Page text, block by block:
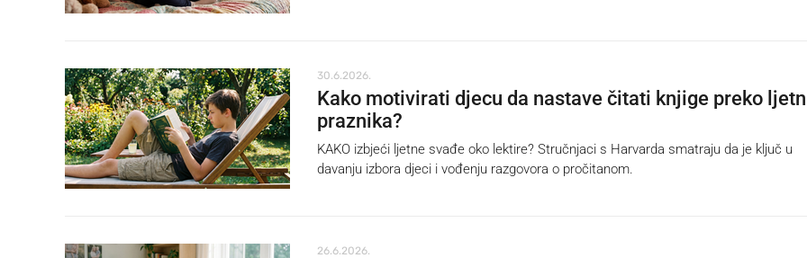
30.6.2026.
Kako motivirati djecu da nastave čitati knjige preko
praznika?
KAKO izbjeći ljetne svađe oko lektire? Stručnjaci s Harvarda smatraju da je ključ u
davanju izbora djeci i vođenju razgovora o pročitanom.
26.6.2026.